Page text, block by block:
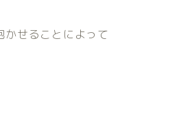
せることによって